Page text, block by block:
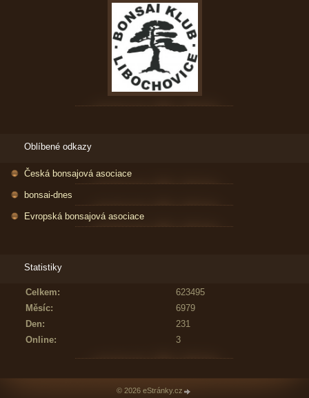
Oblíbené odkazy
Česká bonsajová asociace
bonsai-dnes
Evropská bonsajová asociace
Statistiky
Online: 3
Celkem:
623495
Měsíc:
6979
Den:
231
© 2026 eStránky.cz